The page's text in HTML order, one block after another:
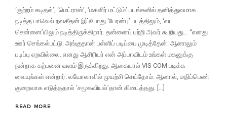
‘குற்றம் கடிதல்’, ‘மெட்ராஸ்’, ‘மகளிர் மட்டும்’ படங்களில் தனித்துவமாக
நடித்த பாவெல் நவகீதன் இப்போது ‘பேரன்பு’ படத்திலும், ‘வட
சென்னை’யிலும் நடித்திருக்கிறார். தன்னைப் பற்றி அவர் கூறியது… “எனது
ஊர் செங்கல்பட்டு. அங்குதான் பள்ளிப் படிப்பை முடித்தேன். ஆனாலும்
படிப்பு ஏறவில்லை. எனது ஆசிரியர் என் அப்பாவிடம் உங்கள் மகனுக்கு
நன்றாக கற்பனை வளம் இருக்கிறது. ஆகையால் VIS COM படிக்க
வையுங்கள் என்றார். லயோலாவில் முயற்சி செய்தோம். ஆனால், மதிப்பெண்
குறைவாக எடுத்ததால் ‘சமூகவியல்’தான் கிடைத்தது. […]
READ MORE